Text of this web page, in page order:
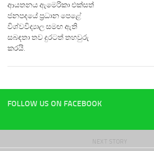
ආයතනය ඇමෙරිකා එක්සත්
ජනපදයේ ප්‍රධාන පෙළේ
විශ්වවිද්‍යාල සමඟ ඇති
සබඳතා තව දුරටත් තහවුරු
කරයි.
FOLLOW US ON FACEBOOK
NEXT STORY